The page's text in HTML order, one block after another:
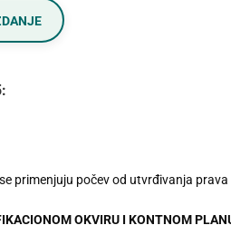
primenjuju počev od utvrđivanja
OKVIRU I KONTNOM